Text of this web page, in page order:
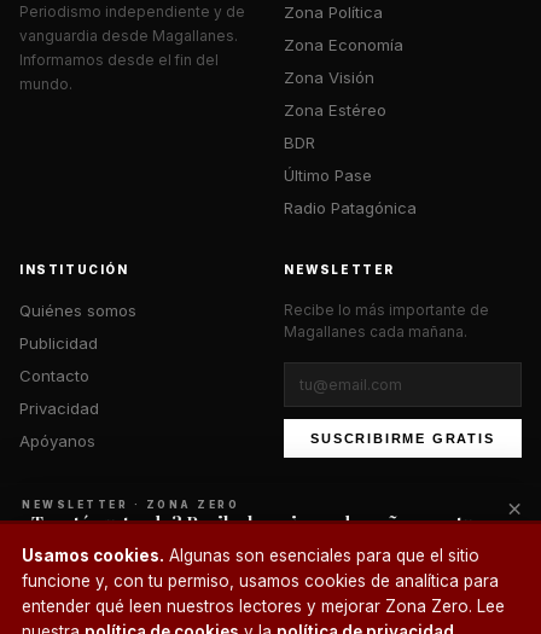
Periodismo independiente y de
vanguardia desde Magallanes.
Informamos desde el fin del
mundo.
Zona Política
Zona Economía
Zona Visión
Zona Estéreo
BDR
Último Pase
Radio Patagónica
INSTITUCIÓN
Quiénes somos
Publicidad
Contacto
Privacidad
Apóyanos
NEWSLETTER
Recibe lo más importante de
Magallanes cada mañana.
SUSCRIBIRME GRATIS
© 2026 Zona Zero Media. Todos los derechos reservados.
Usamos cookies. Algunas son esenciales para que el sitio
funcione y, con tu permiso, usamos cookies de analítica para
entender qué leen nuestros lectores y mejorar Zona Zero. Lee
¿Un café?
NEWSLETTER · ZONA ZERO
¿Te está gustando? Recibe lo mejor cada mañana en tu
correo.
SUSCRIBIRME
×